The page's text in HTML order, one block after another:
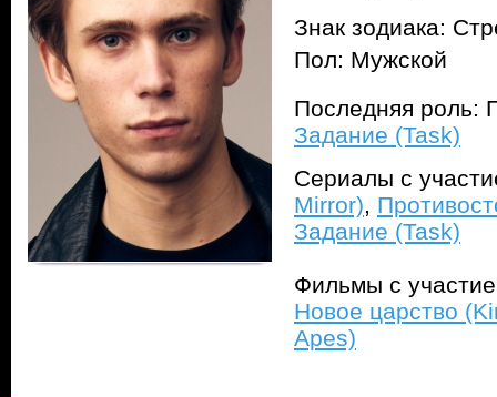
Знак зодиака:
Пол: Мужской
Последняя роль:
Задание (Task)
Сериалы с
Mirror),
Задание (Task)
Фильмы с
Новое царство
Apes)